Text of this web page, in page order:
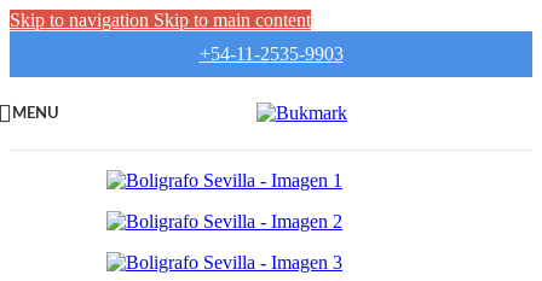
Skip to navigation Skip to main content
+54-11-2535-9903
MENU